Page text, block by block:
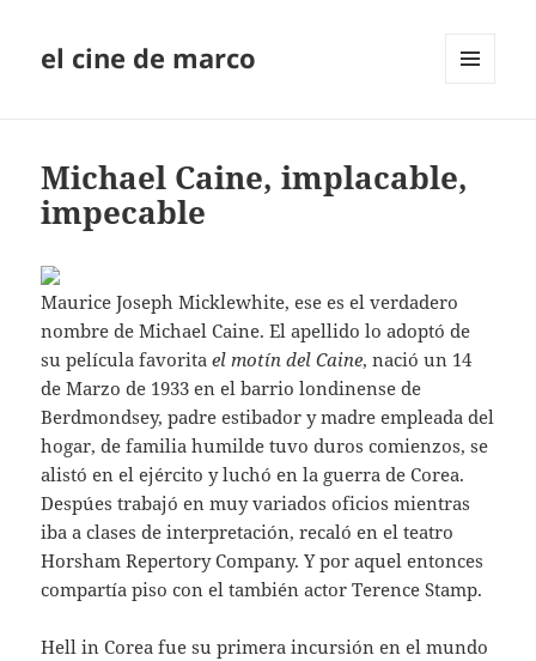
el cine de marco
Michael Caine, implacable,
impecable
Maurice Joseph Micklewhite, ese es el verdadero
nombre de Michael Caine. El apellido lo adoptó de
su película favoritael motín del Caine, nació un 14
de Marzo de 1933 en el barrio londinense de
Berdmondsey, padre estibador y madre empleada del
hogar, de familia humilde tuvo duros comienzos, se
alistó en el ejército y luchó en la guerra de Corea.
Despúes trabajó en muy variados oficios mientras
iba a clases de interpretación, recaló en el teatro
Horsham Repertory Company. Y por aquel entonces
compartía piso con el también actor Terence Stamp.
Hell in Corea fue su primera incursión en el mundo